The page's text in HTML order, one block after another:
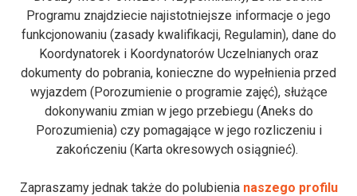
Programu znajdziecie najistotniejsze informacje o jego
funkcjonowaniu (zasady kwalifikacji, Regulamin), dane do
Koordynatorek i Koordynatorów Uczelnianych oraz
dokumenty do pobrania, konieczne do wypełnienia przed
wyjazdem (Porozumienie o programie zajęć), służące
dokonywaniu zmian w jego przebiegu (Aneks do
Porozumienia) czy pomagające w jego rozliczeniu i
zakończeniu (Karta okresowych osiągnieć).
Zapraszamy jednak także do polubienia naszego profilu